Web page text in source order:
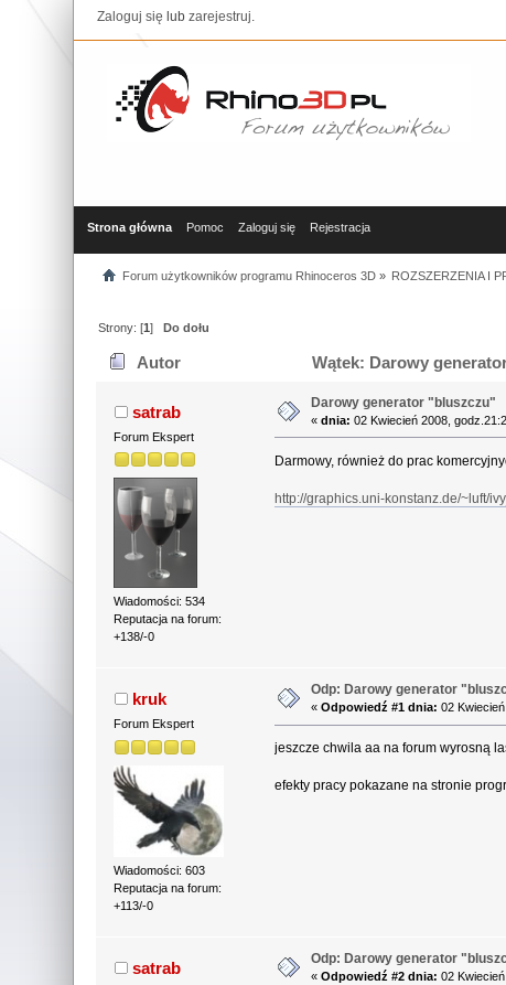
Zaloguj się lubzarejestruj.
Strona główna Pomoc Zaloguj się Rejestracja
Forum użytkowników programu Rhinoceros 3D» ROZSZERZENIA I
Strony: [1]Do dołu
Autor Wątek: Darowy
satrab
Forum Ekspert
Wiadomości: 534
Reputacja na forum:
+138/-0
Darowy generator "bluszczu"
« dnia: 02 Kwiecień 2008,
Darmowy, również do prac
http://graphics.uni-konstanz.de/~luft/
kruk
Forum Ekspert
Wiadomości: 603
Reputacja na forum:
+113/-0
Odp: Darowy generator
« Odpowiedź #1 dnia: 02
jeszcze chwila aa na forum wyrosną
efekty pracy pokazane na stronie
satrab Odp: Darowy generator
« Odpowiedź #2 dnia: 02